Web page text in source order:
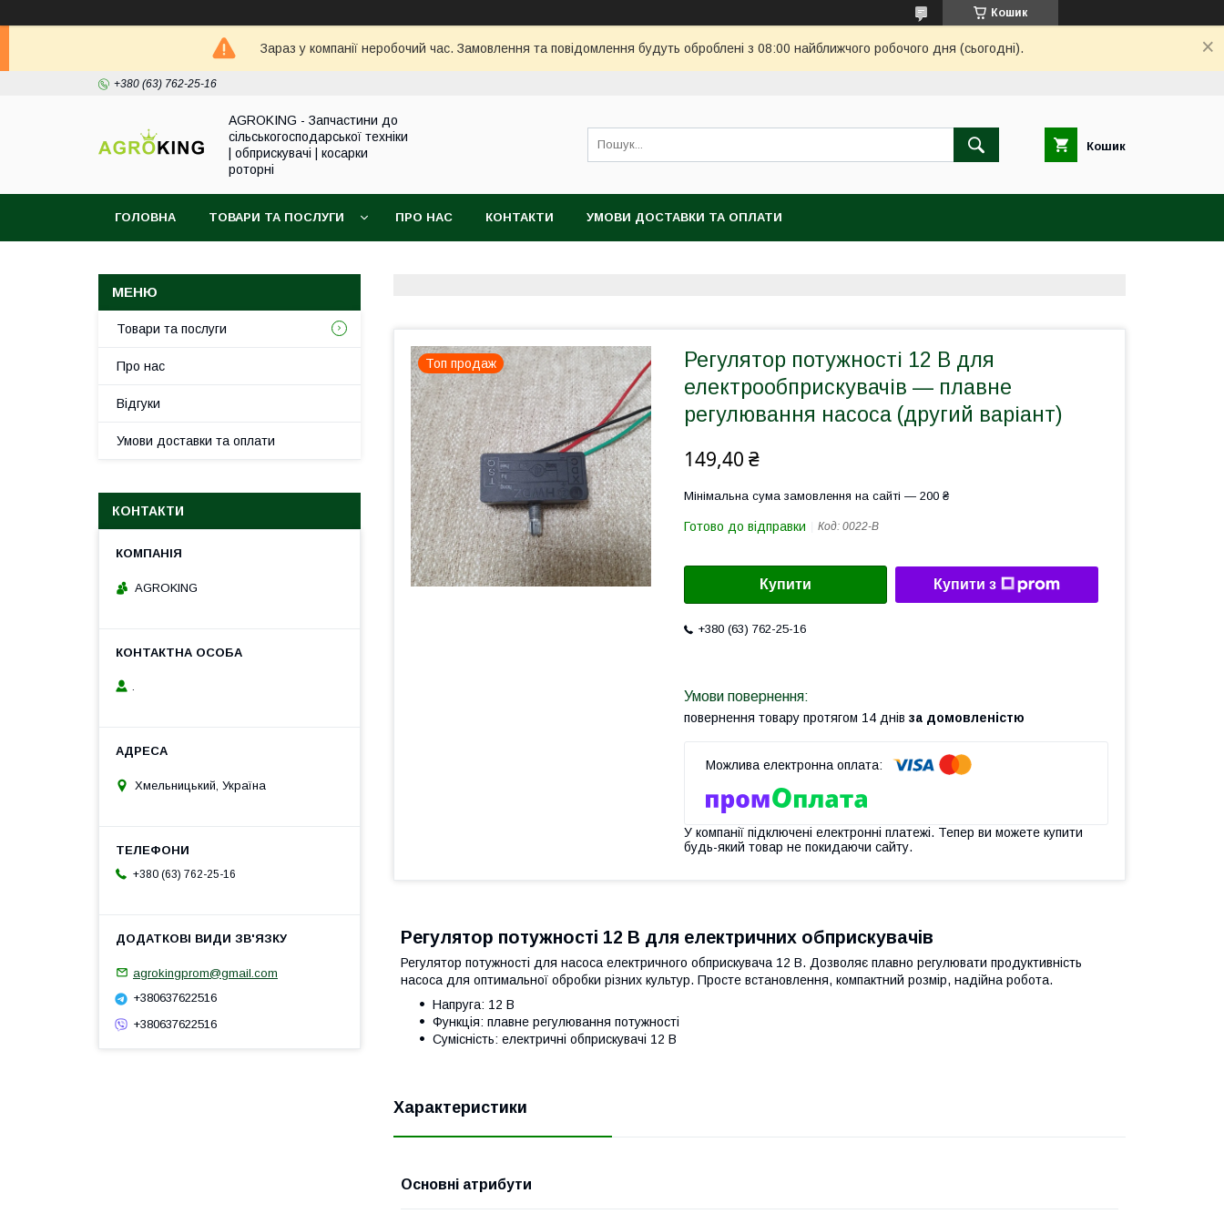
Кошик
Зараз у компанії неробочий час. Замовлення та повідомлення будуть оброблені з 08:00 найближчого робочого дня (сьогодні).
+380 (63) 762-25-16
AGROKING - Запчастини до
сільськогосподарської техніки
| обприскувачі | косарки
роторні
Кошик
ГОЛОВНА ТОВАРИ ТА ПОСЛУГИ ПРО НАС КОНТАКТИ УМОВИ ДОСТАВКИ ТА ОПЛАТИ
Топ продаж
Регулятор потужності 12 В для
електрообприскувачів — плавне
регулювання насоса (другий варіант)
149,40 ₴
Мінімальна сума замовлення на сайті — 200 ₴
Готово до відправки Код: 0022-B
Купити Купити з
+380 (63) 762-25-16
повернення товару протягом 14 днів за домовленістю
У компанії підключені електронні платежі. Тепер ви можете купити
будь-який товар не покидаючи сайту.
Регулятор потужності 12 В для електричних обприскувачів
Регулятор потужності для насоса електричного обприскувача 12 В. Дозволяє плавно регулювати продуктивність
насоса для оптимальної обробки різних культур. Просте встановлення, компактний розмір, надійна робота.
Напруга: 12 В
Функція: плавне регулювання потужності
Сумісність: електричні обприскувачі 12 В
Характеристики
Основні атрибути
Товари та послуги
Про нас
Відгуки
Умови доставки та оплати
КОНТАКТИ
AGROKING
.
Хмельницький, Україна
+380 (63) 762-25-16
agrokingprom@gmail.com
+380637622516
+380637622516